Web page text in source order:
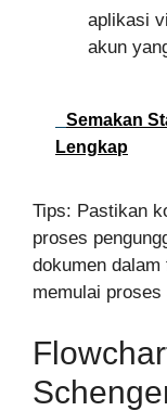
aplikasi
akun
Semakan
Lengkap
Tips: Pastikan
proses
dokumen
memulai